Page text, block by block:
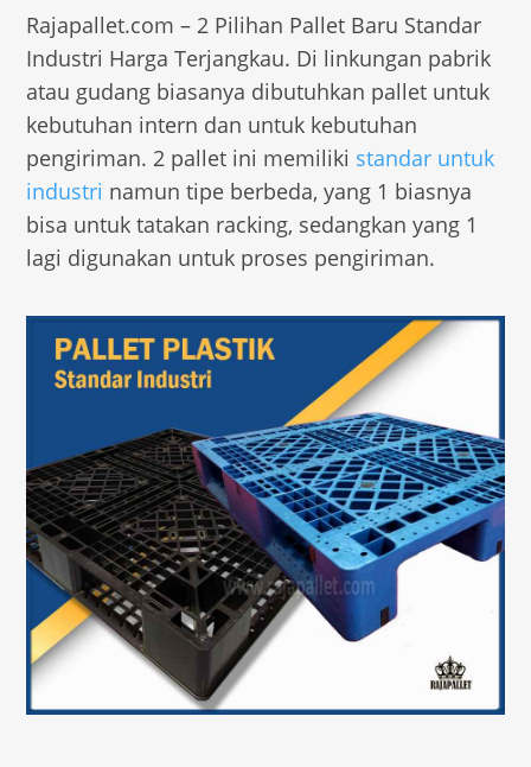
Rajapallet.com – 2 Pilihan Pallet Baru Standar
Industri Harga Terjangkau. Di linkungan pabrik
atau gudang biasanya dibutuhkan pallet untuk
kebutuhan intern dan untuk kebutuhan
pengiriman. 2 pallet ini memiliki standar untuk
industri namun tipe berbeda, yang 1 biasnya
bisa untuk tatakan racking, sedangkan yang 1
lagi digunakan untuk proses pengiriman.